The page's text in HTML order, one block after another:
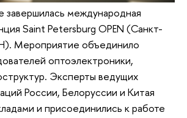
завершилась международная
Saint Petersburg OPEN (Санкт-
Мероприятие объединило
оптоэлектроники,
Эксперты ведущих
России, Белоруссии и Китая
и присоединились к работе